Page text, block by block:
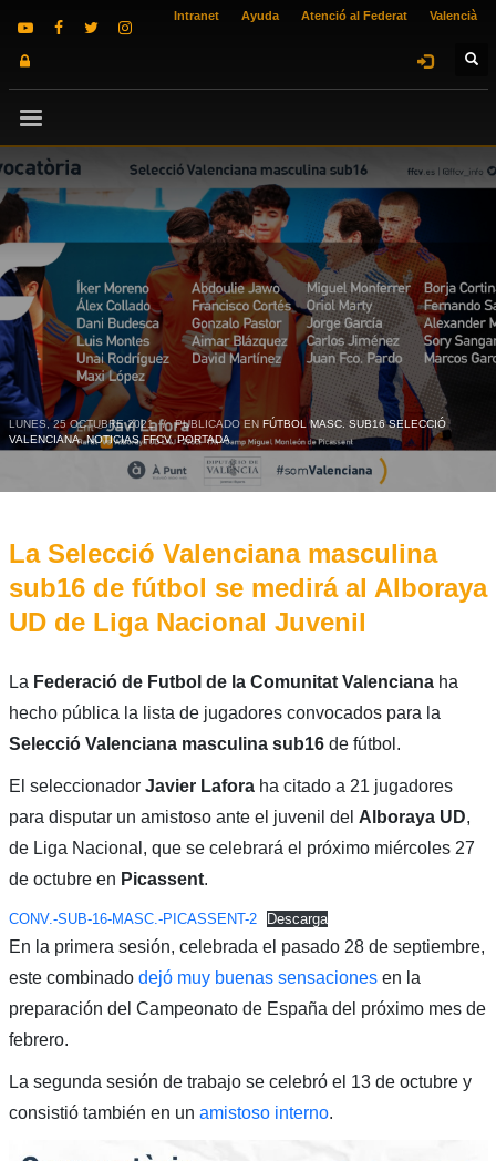
Intranet Ayuda Atenció al Federat Valencià
LUNES, 25 OCTUBRE 2021 / PUBLICADO EN FÚTBOL MASC. SUB16 SELECCIÓ
VALENCIANA,NOTICIAS FFCV,PORTADA
La Selecció Valenciana masculina
sub16 de fútbol se medirá al Alboraya
UD de Liga Nacional Juvenil
La Federació de Futbol de la Comunitat Valenciana ha
hecho pública la lista de jugadores convocados para la
Selecció Valenciana masculina sub16de fútbol.
El seleccionador Javier Lafora ha citado a 21 jugadores
para disputar un amistoso ante el juvenil del Alboraya UD,
de Liga Nacional, que se celebrará el próximo miércoles 27
de octubre en Picassent.
CONV.-SUB-16-MASC.-PICASSENT-2 Descarga
En la primera sesión, celebrada el pasado 28 de septiembre,
este combinado dejó muy buenas sensacionesen la
preparación del Campeonato de España del próximo mes de
febrero.
La segunda sesión de trabajo se celebró el 13 de octubre y
consistió también en un amistoso interno.